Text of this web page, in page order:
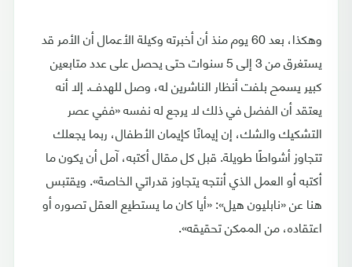
وهكذا، بعد 60 يوم منذ أن أخبرته وكيلة الأعمال أن الأمر قد
يستغرق من 3 إلى 5 سنوات حتى يحصل على عدد متابعين
كبير يسمح بلفت أنظار الناشرين له، وصل للهدف. إلا أنه
يعتقد أن الفضل في ذلك لا يرجع له نفسه «ففي عصر
التشكيك والشك، إن إيمانًا كإيمان الأطفال، ربما يجعلك
تتجاوز أشواطًا طويلة. قبل كل مقال أكتبه، آمل أن يكون ما
أكتبه أو العمل الذي أنتجه يتجاوز قدراتي الخاصة». ويقتبس
هنا عن «نابليون هيل»: «أيا كان ما يستطيع العقل تصوره أو
اعتقاده، من الممكن تحقيقه».